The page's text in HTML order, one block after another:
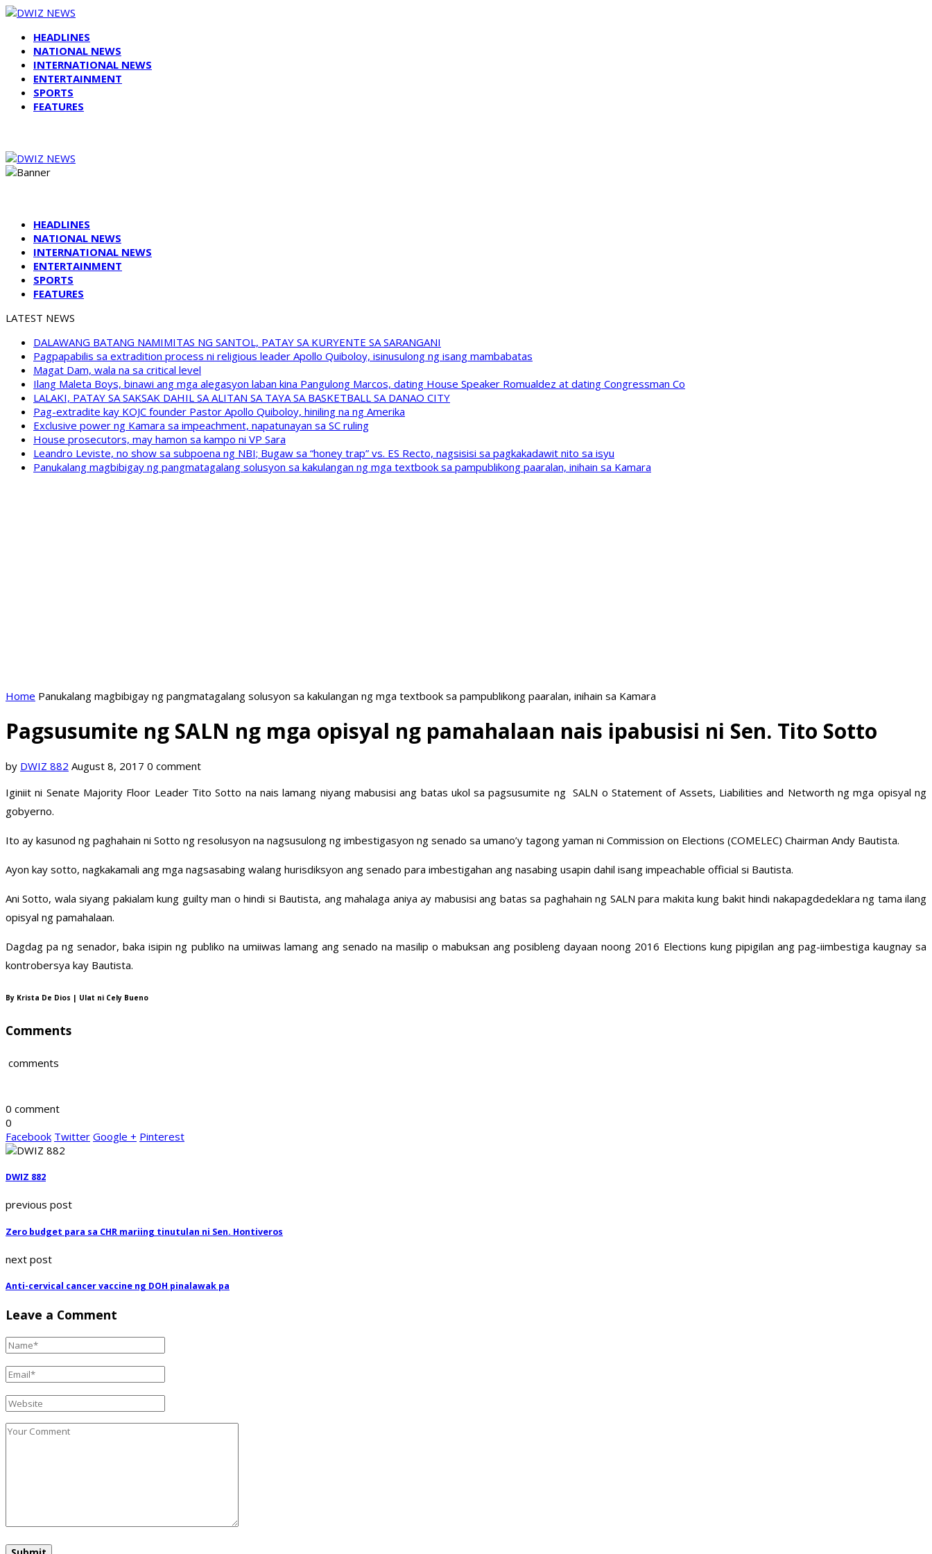
HEADLINES
NATIONAL NEWS
INTERNATIONAL NEWS
ENTERTAINMENT
SPORTS
FEATURES
HEADLINES
NATIONAL NEWS
INTERNATIONAL NEWS
ENTERTAINMENT
SPORTS
FEATURES
LATEST NEWS
DALAWANG BATANG NAMIMITAS NG SANTOL, PATAY SA KURYENTE SA SARANGANI
Pagpapabilis sa extradition process ni religious leader Apollo Quiboloy, isinusulong ng isang mambabatas
Magat Dam, wala na sa critical level
Ilang Maleta Boys, binawi ang mga alegasyon laban kina Pangulong Marcos, dating House Speaker Romualdez at dating Congressman Co
LALAKI, PATAY SA SAKSAK DAHIL SA ALITAN SA TAYA SA BASKETBALL SA DANAO CITY
Pag-extradite kay KOJC founder Pastor Apollo Quiboloy, hiniling na ng Amerika
Exclusive power ng Kamara sa impeachment, napatunayan sa SC ruling
House prosecutors, may hamon sa kampo ni VP Sara
Leandro Leviste, no show sa subpoena ng NBI; Bugaw sa “honey trap” vs. ES Recto, nagsisisi sa pagkakadawit nito sa isyu
Panukalang magbibigay ng pangmatagalang solusyon sa kakulangan ng mga textbook sa pampublikong paaralan, inihain sa Kamara
Home Panukalang magbibigay ng pangmatagalang solusyon sa kakulangan ng mga textbook sa pampublikong paaralan, inihain sa Kamara
Pagsusumite ng SALN ng mga opisyal ng pamahalaan nais ipabusisi ni Sen. Tito Sotto
by DWIZ 882 August 8, 2017 0 comment
Iginiit ni Senate Majority Floor Leader Tito Sotto na nais lamang niyang mabusisi ang batas ukol sa pagsusumite ng SALN o Statement of Assets, Liabilities and Networth ng mga opisyal ng
gobyerno.
Ito ay kasunod ng paghahain ni Sotto ng resolusyon na nagsusulong ng imbestigasyon ng senado sa umano’y tagong yaman ni Commission on Elections (COMELEC) Chairman Andy Bautista.
Ayon kay sotto, nagkakamali ang mga nagsasabing walang hurisdiksyon ang senado para imbestigahan ang nasabing usapin dahil isang impeachable official si Bautista.
Ani Sotto, wala siyang pakialam kung guilty man o hindi si Bautista, ang mahalaga aniya ay mabusisi ang batas sa paghahain ng SALN para makita kung bakit hindi nakapagdedeklara ng tama ilang
opisyal ng pamahalaan.
Dagdag pa ng senador, baka isipin ng publiko na umiiwas lamang ang senado na masilip o mabuksan ang posibleng dayaan noong 2016 Elections kung pipigilan ang pag-iimbestiga kaugnay sa
kontrobersya kay Bautista.
By Krista De Dios | Ulat ni Cely Bueno
Comments
comments
0 comment
0
Facebook Twitter Google + Pinterest
DWIZ 882
previous post
Zero budget para sa CHR mariing tinutulan ni Sen. Hontiveros
next post
Anti-cervical cancer vaccine ng DOH pinalawak pa
Leave a Comment